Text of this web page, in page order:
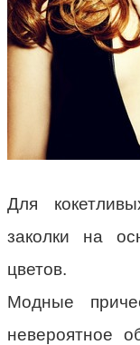
Для
заколки на
цветов.
Модные
невероятное